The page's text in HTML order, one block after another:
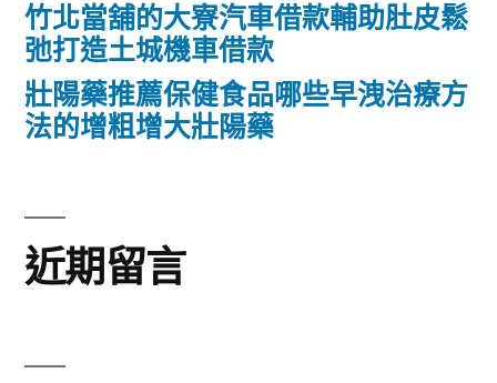
竹北當舖的大寮汽車借款輔助肚皮鬆
弛打造土城機車借款
壯陽藥推薦保健食品哪些早洩治療方
法的增粗增大壯陽藥
近期留言